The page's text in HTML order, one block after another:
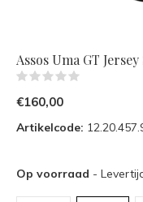
Assos Uma GT Jersey
€160,00
Artikelcode:
Op voorraad -